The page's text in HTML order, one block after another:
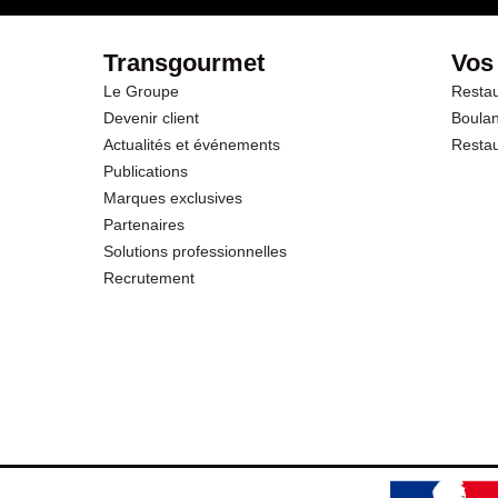
Protéines
Sel
Sodium
Transgourmet
Le Groupe
Devenir client
Actualités et événements
Publications
Marques exclusives
Partenaires
Solutions professionnelles
Recrutement